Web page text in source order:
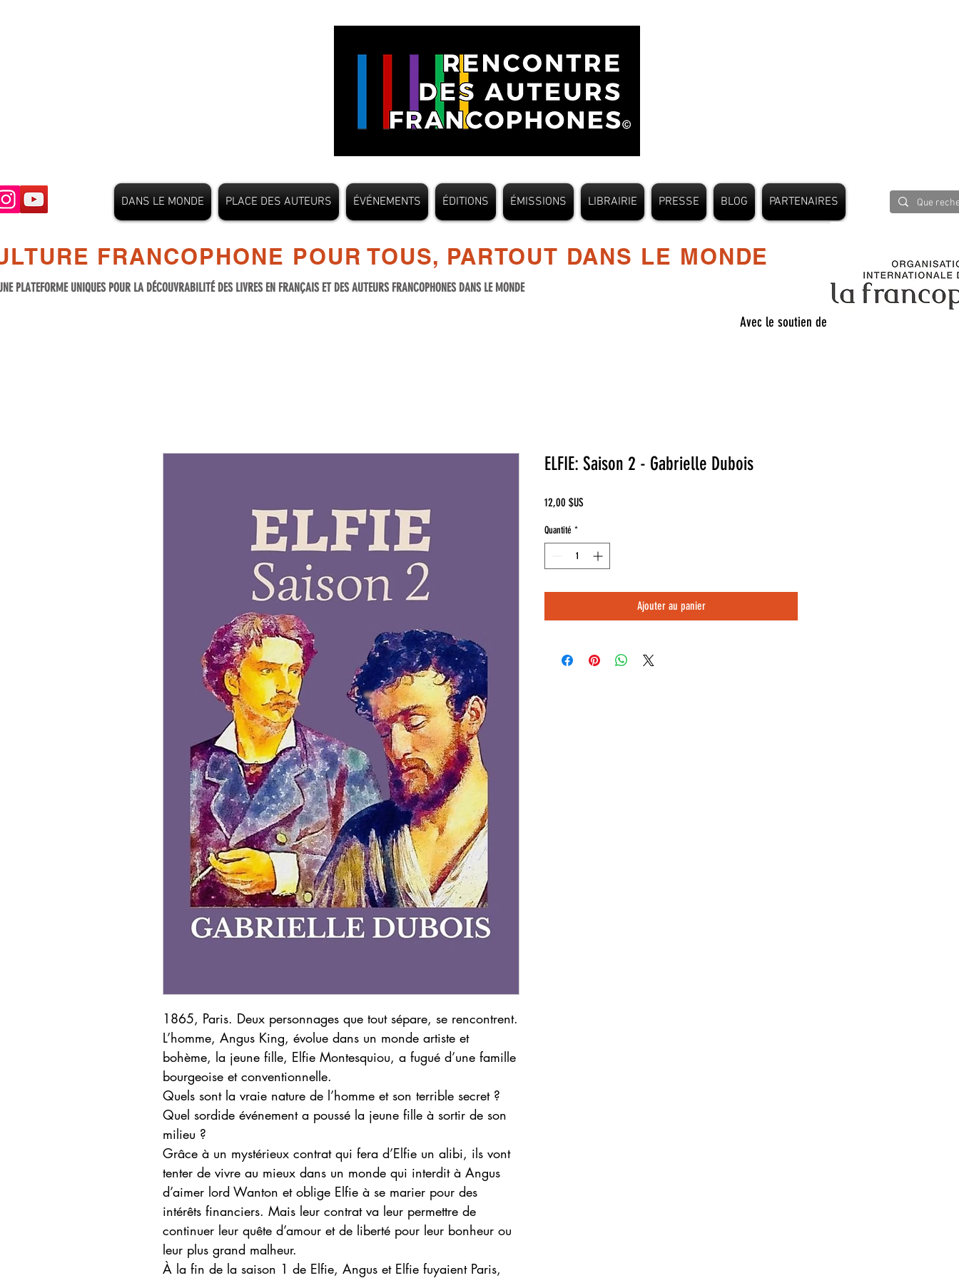
DANS LE MONDE PLACE DES AUTEURS ÉVÉNEMENTS ÉDITIONS ÉMISSIONS LIBRAIRIE PRESSE BLOG PARTENAIRES
FRANCOPHONE POUR TOUS, PARTOUT DANS LE MONDE
PLATEFORME UNIQUES POUR LA DÉCOUVRABILITÉ DES LIVRES EN FRANÇAIS ET DES AUTEURS FRANCOPHONES DANS LE MONDE
Avec le soutien de
1865, Paris. Deux personnages que tout sépare, se rencontrent.
L’homme, Angus King, évolue dans un monde artiste et
bohème, la jeune fille, Elfie Montesquiou, a fugué d’une famille
bourgeoise et conventionnelle.
Quels sont la vraie nature de l’homme et son terrible secret ?
Quel sordide événement a poussé la jeune fille à sortir de son
milieu ?
Grâce à un mystérieux contrat qui fera d’Elfie un alibi, ils vont
tenter de vivre au mieux dans un monde qui interdit à Angus
d’aimer lord Wanton et oblige Elfie à se marier pour des
intérêts financiers. Mais leur contrat va leur permettre de
continuer leur quête d’amour et de liberté pour leur bonheur ou
leur plus grand malheur.
À la fin de la saison 1 de Elfie, Angus et Elfie fuyaient Paris,
ELFIE: Saison 2 - Gabrielle Dubois
12,00 $US
Quantité *
Ajouter au panier